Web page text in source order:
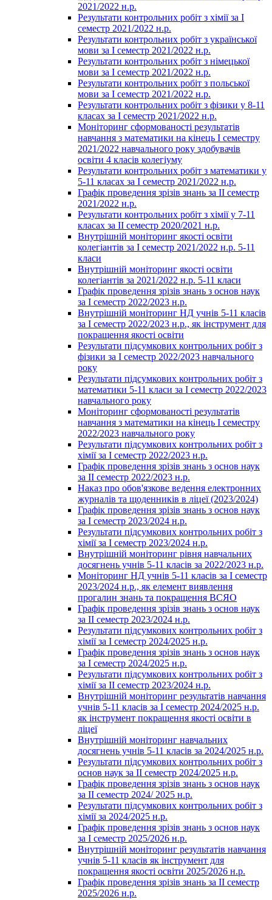
2021/2022 н.р.
Результати контрольних робіт з хімії за І
семестр 2021/2022 н.р.
Результати контрольних робіт з української
мови за І семестр 2021/2022 н.р.
Результати контрольних робіт з німецької
мови за І семестр 2021/2022 н.р.
Результати контрольних робіт з польської
мови за І семестр 2021/2022 н.р.
Результати контрольних робіт з фізики у 8-11
класах за І семестр 2021/2022 н.р.
Моніторинг сформованості результатів
навчання з математики на кінець І семестру
2021/2022 навчального року здобувачів
освіти 4 класів колегіуму
Результати контрольних робіт з математики у
5-11 класах за І семестр 2021/2022 н.р.
Графік проведення зрізів знань за ІІ семестр
2021/2022 н.р.
Результати контрольних робіт з хімії у 7-11
класах за ІІ семестр 2020/2021 н.р.
Внутрішній моніторинг якості освіти
колегіантів за І семестр 2021/2022 н.р. 5-11
класи
Внутрішній моніторинг якості освіти
колегіантів за 2021/2022 н.р. 5-11 класи
Графік проведення зрізів знань з основ наук
за І семестр 2022/2023 н.р.
Внутрішній моніторинг НД учнів 5-11 класів
за І семестр 2022/2023 н.р., як інструмент для
покращення якості освіти
Результати підсумкових контрольних робіт з
фізики за І семестр 2022/2023 навчального
року
Результати підсумкових контрольних робіт з
математики 5-11 класи за І семестр 2022/2023
навчального року
Моніторинг сформованості результатів
навчання з математики на кінець І семестру
2022/2023 навчального року
Результати підсумкових контрольних робіт з
хімії за І семестр 2022/2023 н.р.
Графік проведення зрізів знань з основ наук
за ІІ семестр 2022/2023 н.р.
Наказ про обов'язкове ведення електронних
журналів та щоденників в ліцеї (2023/2024)
Графік проведення зрізів знань з основ наук
за І семестр 2023/2024 н.р.
Результати підсумкових контрольних робіт з
хімії за І семестр 2023/2024 н.р.
Внутрішній моніторинг рівня навчальних
досягнень учнів 5-11 класів за 2022/2023 н.р.
Моніторинг НД учнів 5-11 класів за І семестр
2023/2024 н.р., як елемент виявлення
прогалин знань та покращення ВСЯО
Графік проведення зрізів знань з основ наук
за ІІ семестр 2023/2024 н.р.
Результати підсумкових контрольних робіт з
хімії за І семестр 2024/2025 н.р.
Графік проведення зрізів знань з основ наук
за І семестр 2024/2025 н.р.
Результати підсумкових контрольних робіт з
хімії за ІІ семестр 2023/2024 н.р.
Внутрішній моніторинг результатів навчання
учнів 5-11 класів за І семестр 2024/2025 н.р.
як інструмент покращення якості освіти в
ліцеї
Внутрішній моніторинг навчальних
досягнень учнів 5-11 класів за 2024/2025 н.р.
Результати підсумкових контрольних робіт з
основ наук за ІІ семестр 2024/2025 н.р.
Графік проведення зрізів знань з основ наук
за ІІ семестр 2024/ 2025 н.р.
Результати підсумкових контрольних робіт з
хімії за 2024/2025 н.р.
Графік проведення зрізів знань з основ наук
за І семестр 2025/2026 н.р.
Внутрішній моніторинг результатів навчання
учнів 5-11 класів як інструмент для
покращення якості освіти 2025/2026 н.р.
Графік проведення зрізів знань за ІІ семестр
2025/2026 н.р.